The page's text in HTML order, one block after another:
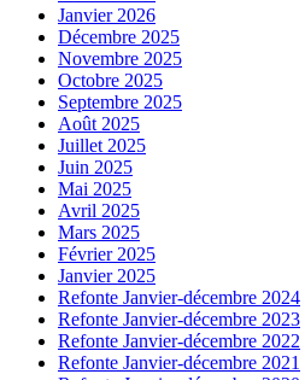
Janvier 2026
Décembre 2025
Novembre 2025
Octobre 2025
Septembre 2025
Août 2025
Juillet 2025
Juin 2025
Mai 2025
Avril 2025
Mars 2025
Février 2025
Janvier 2025
Refonte Janvier-décembre 2024
Refonte Janvier-décembre 2023
Refonte Janvier-décembre 2022
Refonte Janvier-décembre 2021